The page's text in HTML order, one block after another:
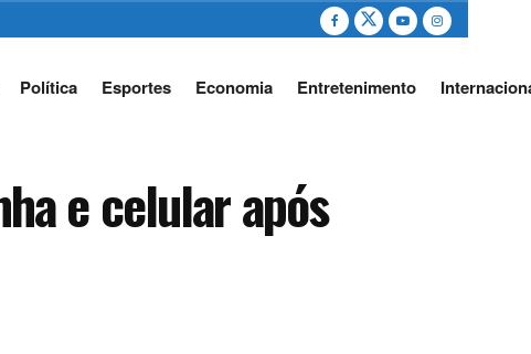
Política Esportes Economia Entretenimento
e celular após